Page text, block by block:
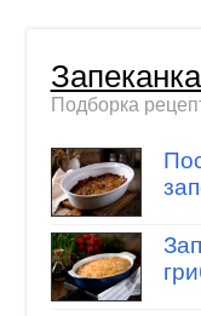
Подборка